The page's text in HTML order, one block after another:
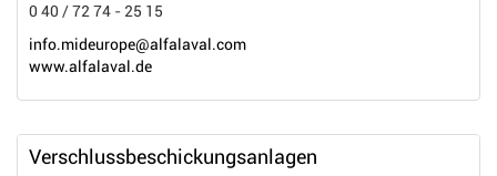
0 40 / 72 74 - 25 15
info.mideurope@alfalaval.com
www.alfalaval.de
Verschlussbeschickungsanlagen